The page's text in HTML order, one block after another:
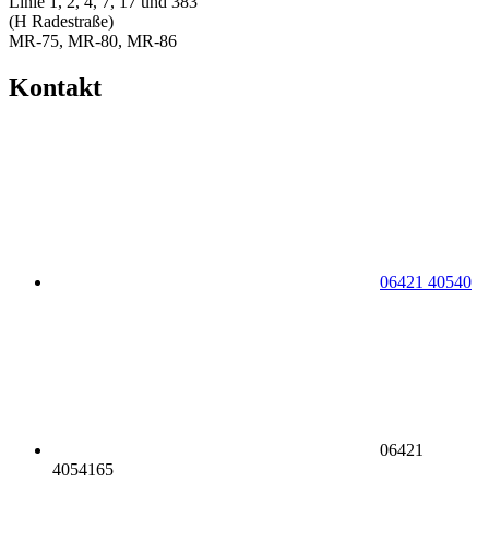
(H Radestraße)
MR-75, MR-80, MR-86
Kontakt
06421 40540
06421
4054165